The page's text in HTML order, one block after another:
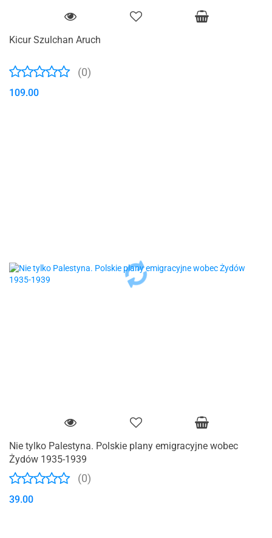
Kicur Szulchan Aruch
(0)
109.00
Nie tylko Palestyna. Polskie plany emigracyjne wobec
Żydów 1935-1939
(0)
39.00